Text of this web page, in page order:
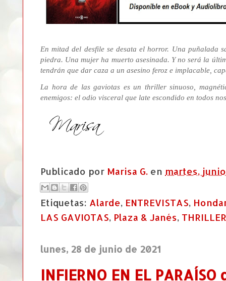
En mitad del desfile se desata el horror. Una puñalada
piedra. Una mujer ha muerto asesinada. Y no será la
tendrán que dar caza a un asesino feroz e implacable,
La hora de las gaviotas es un thriller sinuoso,
enemigos: el odio visceral que late escondido en todos
Publicado por Marisa G. en martes,
Etiquetas: Alarde, ENTREVISTAS,
LAS GAVIOTAS, Plaza & Janés, THRILLER
lunes, 28 de junio de 2021
INFIERNO EN EL